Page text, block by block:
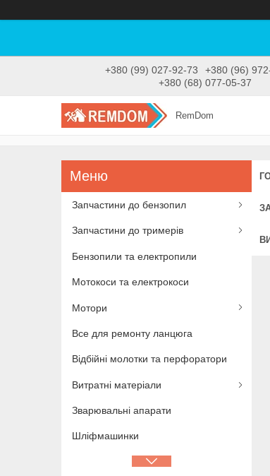
+380 (99) 027-92-73
+380 (96)
+380 (68) 077-05-37
RemDom
Запчастини до бензопил
Запчастини до тримерів
Бензопили та електропили
Мотокоси та електрокоси
Мотори
Все для ремонту ланцюга
Відбійні молотки та перфоратори
Витратні матеріали
Зварювальні апарати
Шліфмашинки